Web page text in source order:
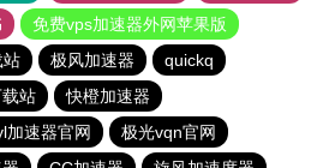
免费vps加速器外网苹果版
站 极风加速器
quickq
站
快橙加速器
加速器官网
极光vqn官网